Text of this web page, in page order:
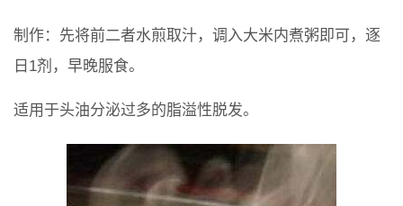
制作：先将前二者水煎取汁，调入大米内煮粥即可，逐
日1剂，早晚服食。
适用于头油分泌过多的脂溢性脱发。